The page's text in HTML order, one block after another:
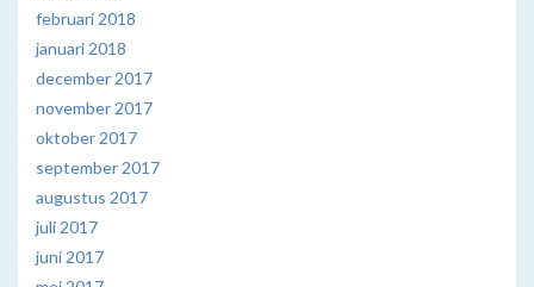
februari 2018
januari 2018
december 2017
november 2017
oktober 2017
september 2017
augustus 2017
juli 2017
juni 2017